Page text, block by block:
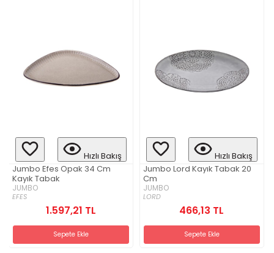
Hızlı Bakış
Jumbo Efes Opak 34 Cm
Kayık Tabak
JUMBO
EFES
1.597,21 TL
Sepete Ekle
Hızlı Bakış
Jumbo Lord Kayık Tabak 20
Cm
JUMBO
LORD
466,13 TL
Sepete Ekle